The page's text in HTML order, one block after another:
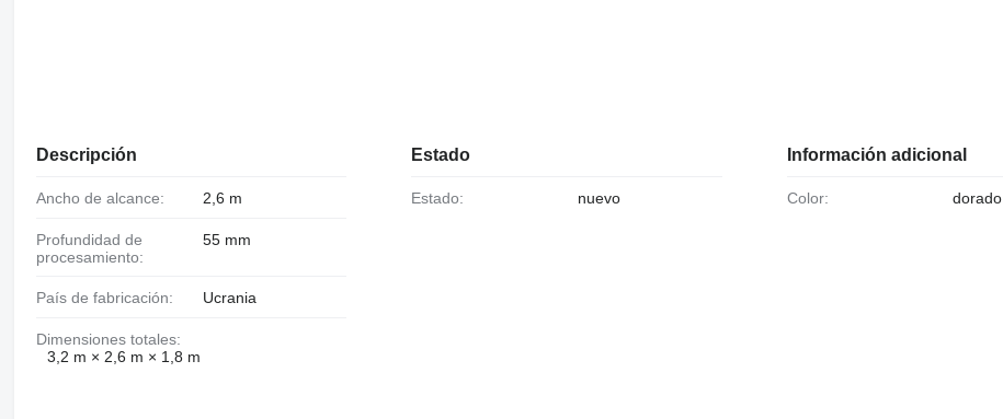
Descripción
Ancho de alcance: 2,6 m
Profundidad de
procesamiento:
55 mm
País de fabricación: Ucrania
Dimensiones totales:
3,2 m × 2,6 m × 1,8 m
Estado
Estado: nuevo
Información adicional
Color: dorado